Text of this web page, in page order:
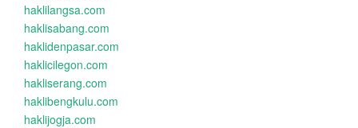
haklilangsa.com
haklisabang.com
haklidenpasar.com
haklicilegon.com
hakliserang.com
haklibengkulu.com
haklijogja.com